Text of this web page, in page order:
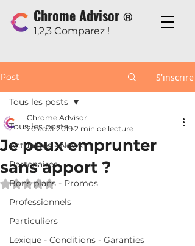
Chrome Advisor ®
1,2,3 Comparez !
Post S'inscrire
Tous les posts
Actualités - News
Partenaires
Bons plans - Promos
Professionnels
Particuliers
Lexique - Conditions - Garanties
Tous les posts
Je peux emprunter
sans apport ?
Chrome Advisor
20 août 2019 2 min de lecture
Noté NaN étoiles sur 5.